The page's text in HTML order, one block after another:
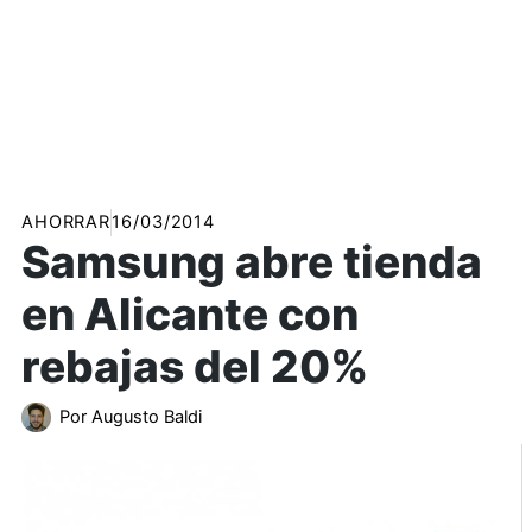
AHORRAR16/03/2014
Samsung abre tienda
en Alicante con
rebajas del 20%
Por Augusto Baldi